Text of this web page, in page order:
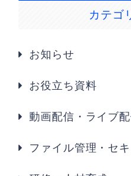
カテゴ
お知らせ
お役立ち資料
動画配信・ライブ
ファイル管理・セ